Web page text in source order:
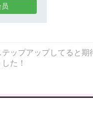
员
ップアップしてると期
た！